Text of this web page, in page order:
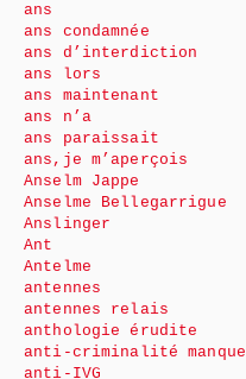
ans
ans condamnée
ans d’interdiction
ans lors
ans maintenant
ans n’a
ans paraissait
ans,je m’aperçois
Anselm Jappe
Anselme Bellegarrigue
Anslinger
Ant
Antelme
antennes
antennes relais
anthologie érudite
anti-criminalité manque
anti-IVG